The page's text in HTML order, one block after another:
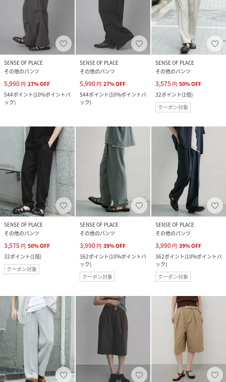
SENSE OF PLACE
その他のパンツ
5,990 円 27%OFF
544ポイント(10%ポイントバ
ック)
SENSE OF PLACE
その他のパンツ
5,990 円 27%OFF
544ポイント(10%ポイントバ
ック)
SENSE OF PLACE
その他のパンツ
3,575 円 50%OFF
32ポイント(1倍)
クーポン対象
SENSE OF PLACE
その他のパンツ
3,575 円 50%OFF
32ポイント(1倍)
クーポン対象
SENSE OF PLACE
その他のパンツ
3,990 円 39%OFF
362ポイント(10%ポイントバ
ック)
クーポン対象
SENSE OF PLACE
その他のパンツ
3,990 円 39%OFF
362ポイント(10%ポイントバ
ック)
クーポン対象